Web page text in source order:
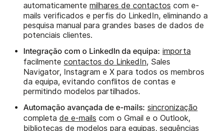
automaticamente milhares de contactos com e-
mails verificados e perfis do LinkedIn, eliminando a
pesquisa manual para grandes bases de dados de
potenciais clientes.
Integração com o LinkedIn da equipa: importa
facilmente contactos do LinkedIn, Sales
Navigator, Instagram e X para todos os membros
da equipa, evitando conflitos de contas e
permitindo modelos partilhados.
Automação avançada de e-mails: sincronização
completa de e-mails com o Gmail e o Outlook,
bibliotecas de modelos para equipas, sequências